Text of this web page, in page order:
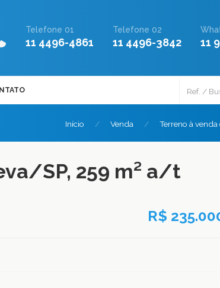
11
Telefone 02
11 4496-3842
Telefone 01
11 4496-4861
Início Venda Terreno à
SP, 259 m² a/t
R$